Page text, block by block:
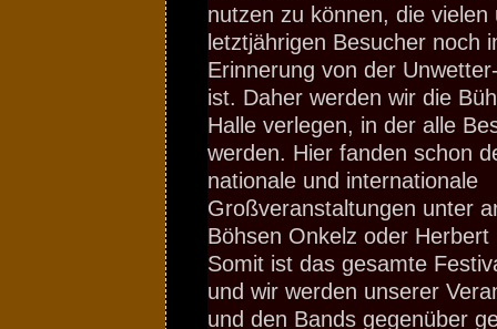
nutzen zu können, die vielen
letztjährigen Besucher noch
Erinnerung von der
ist. Daher werden wir die
Halle verlegen, in der alle
werden. Hier fanden schon
nationale und internationale
Großveranstaltungen unter
Böhsen Onkelz oder
Somit ist das gesamte
und wir werden unserer
und den Bands gegenüber